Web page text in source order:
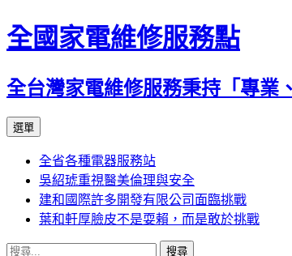
全國家電維修服務點
全台灣家電維修服務秉持「專業
選單
主
要
內
容
全省各種電器服務站
吳紹琥重視醫美倫理與安全
建和國際許多開發有限公司面臨挑戰
葉和軒厚臉皮不是耍賴，而是敢於挑戰
搜